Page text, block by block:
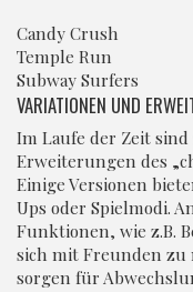
Candy Crush
Temple Run
Subway Surfers
VARIATIONEN UND
Im Laufe der Zeit
Erweiterungen des
Einige Versionen
Ups oder Spielmodi.
Funktionen, wie z.B.
sich mit Freunden zu
sorgen für